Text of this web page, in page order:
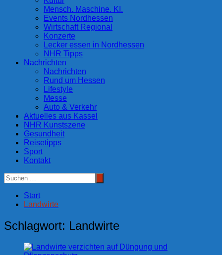
Mensch. Maschine. KI.
Events Nordhessen
Wirtschaft Regional
Konzerte
Lecker essen in Nordhessen
NHR Tipps
Nachrichten
Nachrichten
Rund um Hessen
Lifestyle
Messe
Auto & Verkehr
Aktuelles aus Kassel
NHR Kunstszene
Gesundheit
Reisetipps
Sport
Kontakt
Start
Landwirte
Schlagwort: Landwirte